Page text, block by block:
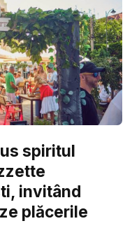
spiritul
invitând
plăcerile